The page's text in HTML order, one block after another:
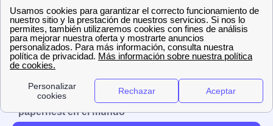
Vodafone Madrid
Vodafone Murcia
Vodafone Valencia
Jazztel Málaga
Jazztel Valencia
Jazztel Zaragoza
Sobre Zona-internet.com
¿Quiénes somos?
El grupo papernest
Aviso legal Nuestras ofertas de trabajo
papernest en el mundo